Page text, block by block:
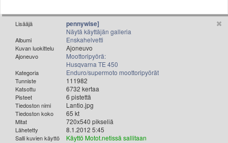
Oulun sää
Rovaniemen sää
MUUT
VIP-jäsenyys
Paidat ja vaatteet
Suunnittele oma paita
Mainostus
Palaute
Kevytversio
Lisääjä pennywise]
Näytä käyttäjän galleria
Albumi Enskahelvetti
Kuvan luokittelu Ajoneuvo
Ajoneuvo
Moottoripyörä:
Husqvarna TE 450
Kategoria Enduro/supermoto moottoripyörät
Tunniste 111982
Katsottu 6732 kertaa
Pisteet 6 pistettä
Tiedoston nimi Lantio.jpg
Tiedoston koko 65 kt
Mitat 720x540 pikseliä
Lähetetty 8.1.2012 5:45
Salli kuvien käyttö Käyttö Motot.netissä sallitaan